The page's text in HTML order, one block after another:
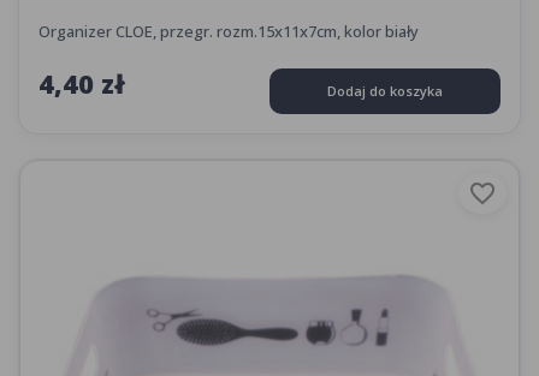
Organizer CLOE, przegr. rozm.15x11x7cm, kolor biały
4,40 zł Dodaj do koszyka
favorite_border